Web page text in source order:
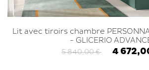
Lit avec tiroirs chambre
- GLICERIO
5 840,00 € 4